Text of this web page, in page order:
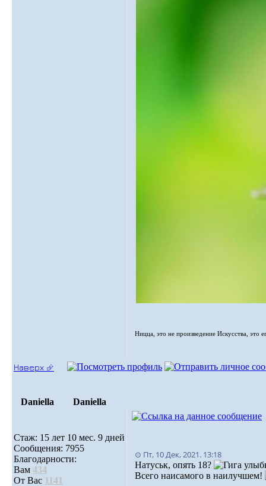
Ницца, это не произведение Искусства, это
Наверх ⮵
Daniella Daniella
Стаж: 15 лет 10 мес. 9 дней
Сообщения: 7955
Благодарности:
Вам 434
От Вас 1141
⊙ Пт, 10 Дек, 2021. 13:18
Натуськ, опять 18?
Всего наисамого в наилучшем!